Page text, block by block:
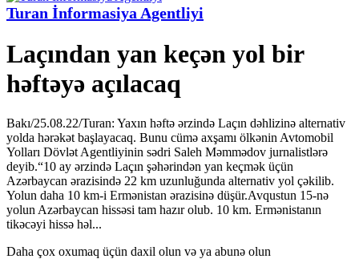
Turan İnformasiya Agentliyi
Laçından yan keçən yol bir
həftəyə açılacaq
Bakı/25.08.22/Turan: Yaxın həftə ərzində Laçın dəhlizinə alternativ
yolda hərəkət başlayacaq. Bunu cümə axşamı ölkənin Avtomobil
Yolları Dövlət Agentliyinin sədri Saleh Məmmədov jurnalistlərə
deyib.“10 ay ərzində Laçın şəhərindən yan keçmək üçün
Azərbaycan ərazisində 22 km uzunluğunda alternativ yol çəkilib.
Yolun daha 10 km-i Ermənistan ərazisinə düşür.Avqustun 15-nə
yolun Azərbaycan hissəsi tam hazır olub. 10 km. Ermənistanın
tikəcəyi hissə həl...
Daha çox oxumaq üçün daxil olun və ya abunə olun